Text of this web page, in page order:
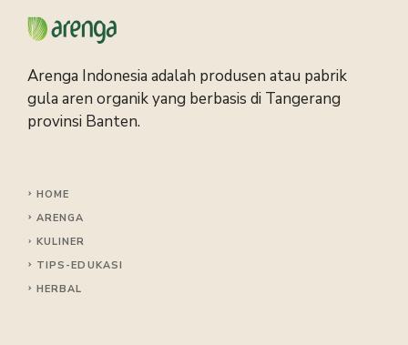
Arenga Indonesia adalah produsen atau pabrik
gula aren organik yang berbasis di Tangerang
provinsi Banten.
HOME
ARENGA
KULINER
TIPS -EDUKASI
HERBAL